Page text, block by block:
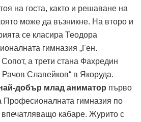
на госта, както и решаване на
може да възникне. На второ и
се класира Теодора
гимназия „Ген.
а трети стана Фахредин
Славейков“ в Якоруда.
добър млад аниматор първо
Професионалната гимназия по
кабаре. Журито с